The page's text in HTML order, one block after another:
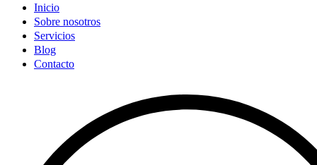
Inicio
Sobre nosotros
Servicios
Blog
Contacto